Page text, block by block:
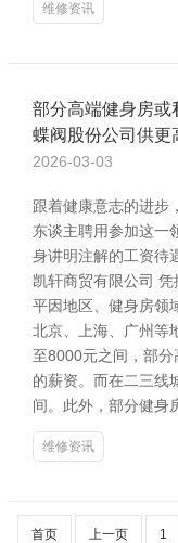
维修资讯
部分高端健身房或
蝶阀股份公司供更
2026-03-03
跟着健康意志的进步
东谈主聘用参加这一
身讲明注解的工资待
凯轩商贸有限公司
平因地区、健身房领
北京、上海、广州等
至8000元之间，部
的薪资。而在二三线
间。此外，部分健身
维修资讯
首页 上一页 1